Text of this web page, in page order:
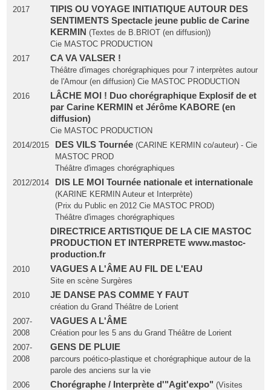
2017
TIPIS OU VOYAGE INITIATIQUE AUTOUR DES
SENTIMENTS Spectacle jeune public de Carine
KERMIN (Textes de B.BRIOT (en diffusion))
Cie MASTOC PRODUCTION
2017
CA VA VALSER !
Théâtre d'images chorégraphiques pour 7 interprètes autour
de l'Amour (en diffusion) Cie MASTOC PRODUCTION
2016
LÂCHE MOI ! Duo chorégraphique Explosif de et
par Carine KERMIN et Jérôme KABORE (en
diffusion)
Cie MASTOC PRODUCTION
2014/2015
DES VILS Tournée(CARINE KERMIN co/auteur) - Cie
MASTOC PROD
Théâtre d'images chorégraphiques
2012/2014
DIS LE MOI Tournée nationale et internationale
(KARINE KERMIN Auteur et Interprète)
(Prix du Public en 2012 Cie MASTOC PROD)
Théâtre d'images chorégraphiques
DIRECTRICE ARTISTIQUE DE LA CIE MASTOC
PRODUCTION ET INTERPRETE www.mastoc-
production.fr
2010 VAGUES A L'ÂME AU FIL DE L'EAU
Site en scène Surgères
2010
JE DANSE PAS COMME Y FAUT
création du Grand Théâtre de Lorient
2007-
2008
VAGUES A L'ÂME
Création pour les 5 ans du Grand Théâtre de Lorient
2007-
2008
GENS DE PLUIE
parcours poético-plastique et chorégraphique autour de la
parole des anciens sur la vie
2006
Chorégraphe / Interprète d'"Agit'expo" (Visites